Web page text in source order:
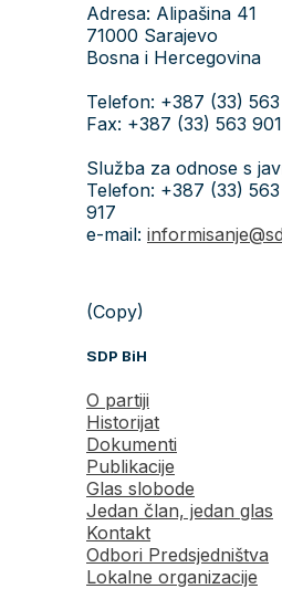
Adresa: Alipašina 41
71000 Sarajevo
Bosna i Hercegovina
Telefon: +387 (33)
Fax: +387 (33) 563 901
Služba za odnose s
Telefon: +387 (33)
917
e-mail:
(Copy)
SDP BiH
O partiji
Historijat
Dokumenti
Publikacije
Glas slobode
Jedan član, jedan glas
Kontakt
Odbori Predsjedništva
Lokalne organizacije